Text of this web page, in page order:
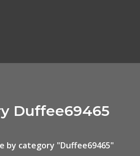
Duffee69465
by category "Duffee69465"